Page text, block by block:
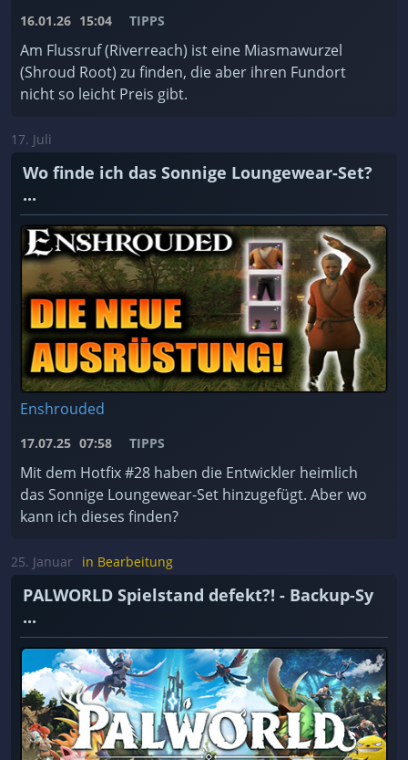
16.01.26 15:04 TIPPS
Am Flussruf (Riverreach) ist eine Miasmawurzel
(Shroud Root) zu finden, die aber ihren Fundort
nicht so leicht Preis gibt.
17. Juli
Wo finde ich das Sonnige Loungewear-Set?
...
Enshrouded
17.07.25 07:58 TIPPS
Mit dem Hotfix #28 haben die Entwickler heimlich
das Sonnige Loungewear-Set hinzugefügt. Aber wo
kann ich dieses finden?
25. Januar in Bearbeitung
PALWORLD Spielstand defekt?! - Backup-Sy
...